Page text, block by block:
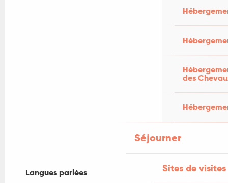
des
Séjourner
Sites de visites
Langues parlées
Langues parlées